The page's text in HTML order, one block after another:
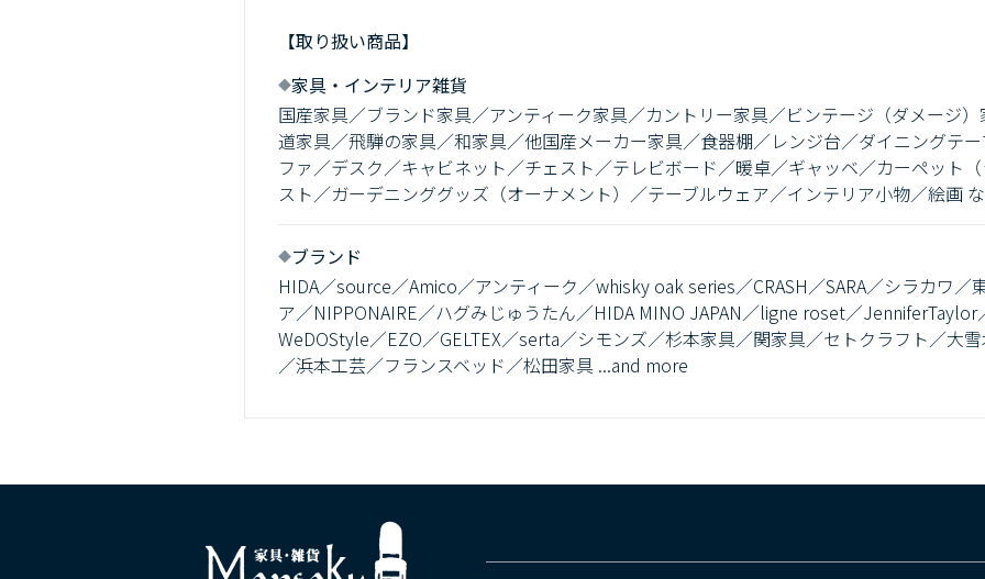
【取り扱い商品】
家具・インテリア雑貨
国産家具／ブランド家具／アンティーク家具／カントリー家具／ビンテージ（ダメージ
道家具／飛騨の家具／和家具／他国産メーカー家具／食器棚／レンジ台／ダイニングテ
ファ／デスク／キャビネット／チェスト／テレビボード／暖卓／ギャッベ／カーペット
スト／ガーデニンググッズ（オーナメント）／テーブルウェア／インテリア小物／絵画
ブランド
HIDA／source／Amico／アンティーク／whisky oak series／CRASH／SARA／シラカワ／
ア／NIPPONAIRE／ハグみじゅうたん／HIDA MINO JAPAN／ligne roset／
WeDOStyle／EZO／GELTEX／serta／シモンズ／杉本家具／関家具／セトクラフト／大
／浜本工芸／フランスベッド／松田家具 ...and more